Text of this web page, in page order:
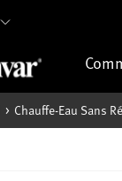
Chauffe-Eau Sans